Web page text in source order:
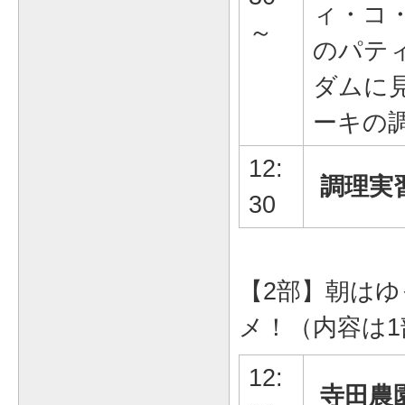
～
ィ・コ
のパテ
ダムに
ーキの
12:
30
調理実
【2部】朝は
メ！（内容は
12:
寺田農